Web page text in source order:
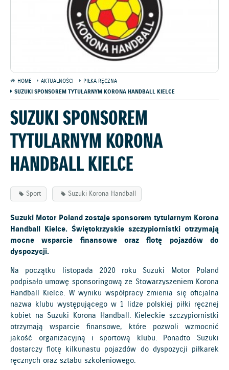
HOME AKTUALNOŚCI
PIŁKA RĘCZNA
SUZUKI SPONSOREM TYTULARNYM KORONA HANDBALL KIELCE
SUZUKI SPONSOREM
TYTULARNYM KORONA
HANDBALL KIELCE
Sport Suzuki Korona Handball
Suzuki Motor Poland zostaje sponsorem tytularnym Korona
Handball Kielce. Świętokrzyskie szczypiornistki otrzymają
mocne wsparcie finansowe oraz flotę pojazdów do
dyspozycji.
Na początku listopada 2020 roku Suzuki Motor Poland
podpisało umowę sponsoringową ze Stowarzyszeniem Korona
Handball Kielce. W wyniku współpracy zmienia się oficjalna
nazwa klubu występującego w 1 lidze polskiej piłki ręcznej
kobiet na Suzuki Korona Handball. Kieleckie szczypiornistki
otrzymają wsparcie finansowe, które pozwoli wzmocnić
jakość organizacyjną i sportową klubu. Ponadto Suzuki
dostarczy flotę kilkunastu pojazdów do dyspozycji piłkarek
ręcznych oraz sztabu szkoleniowego.